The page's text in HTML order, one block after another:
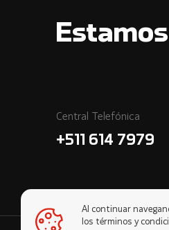
Central Telefónica
+511 614 7979
Al continuar
los términos y